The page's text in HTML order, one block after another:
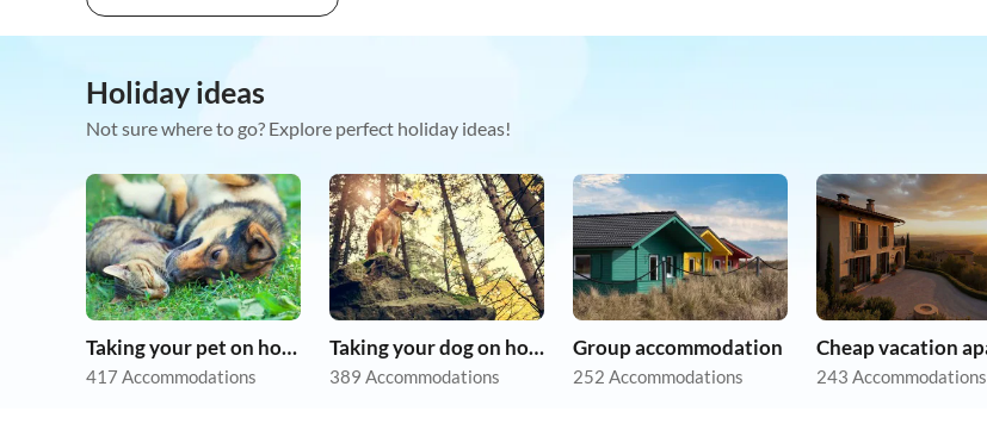
Holiday ideas
Not sure where to go? Explore perfect holiday ideas!
Taking your pet on holiday
417 Accommodations
Taking your dog on holiday
389 Accommodations
Group accommodation
252 Accommodations 243 Accommodations